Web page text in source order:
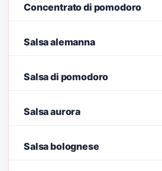
Concentrato di pomodoro
Salsa alemanna
Salsa di pomodoro
Salsa aurora
Salsa bolognese